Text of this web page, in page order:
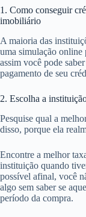
1. Como conseguir
imobiliário
A maioria das
uma simulação online
assim você pode
pagamento de seu
2. Escolha a
Pesquise qual a
disso, porque ela
Encontre a melhor
instituição quando
possível afinal, você
algo sem saber se
período da compra.